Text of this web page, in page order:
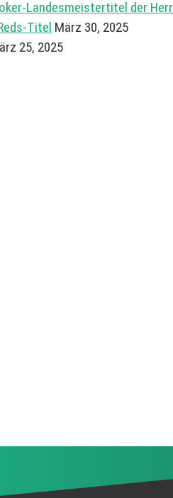
Landesmeistertitel der
Titel März 30, 2025
25, 2025